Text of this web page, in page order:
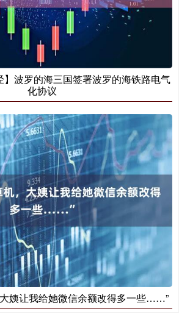
波罗的海三国签署波罗的海铁路电气
化协议
姨让我给她微信余额改得多一些……”